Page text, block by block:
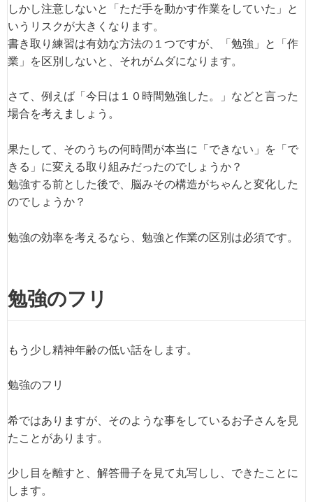
しかし注意しないと「ただ手を動かす作業をしていた」と
いうリスクが大きくなります。
書き取り練習は有効な方法の１つですが、「勉強」と「作
業」を区別しないと、それがムダになります。
さて、例えば「今日は１０時間勉強した。」などと言った
場合を考えましょう。
果たして、そのうちの何時間が本当に「できない」を「で
きる」に変える取り組みだったのでしょうか？
勉強する前とした後で、脳みその構造がちゃんと変化した
のでしょうか？
勉強の効率を考えるなら、勉強と作業の区別は必須です。
勉強のフリ
もう少し精神年齢の低い話をします。
勉強のフリ
希ではありますが、そのような事をしているお子さんを見
たことがあります。
少し目を離すと、解答冊子を見て丸写しし、できたことに
します。